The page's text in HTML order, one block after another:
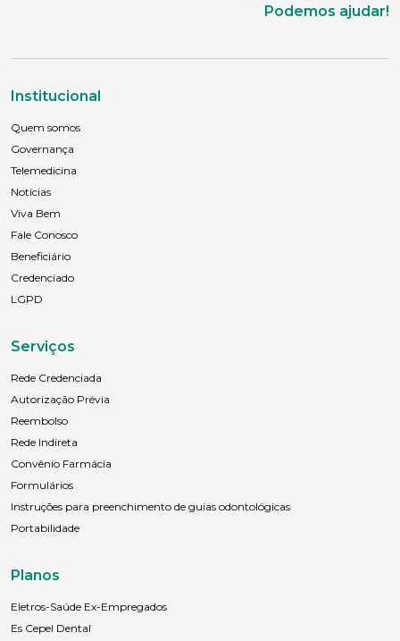
Podemos ajudar!
Institucional
Quem somos
Governança
Telemedicina
Notícias
Viva Bem
Fale Conosco
Beneficiário
Credenciado
LGPD
Serviços
Rede Credenciada
Autorização Prévia
Reembolso
Rede Indireta
Convênio Farmácia
Formulários
Instruções para preenchimento de guias odontológicas
Portabilidade
Planos
Eletros-Saúde Ex-Empregados
Es Cepel Dental